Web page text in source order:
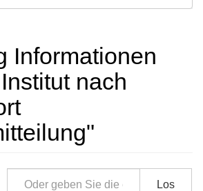
Informationen
nach
Los